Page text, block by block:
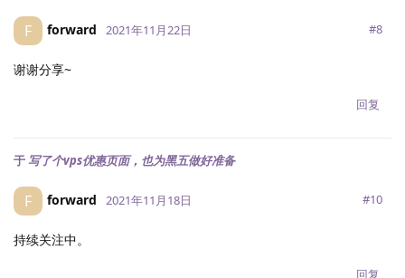
F forward 2021年11月22日 #8
谢谢分享~
回复
于写了个vps优惠页面，也为黑五做好准备
F forward 2021年11月18日 #10
持续关注中。
回复